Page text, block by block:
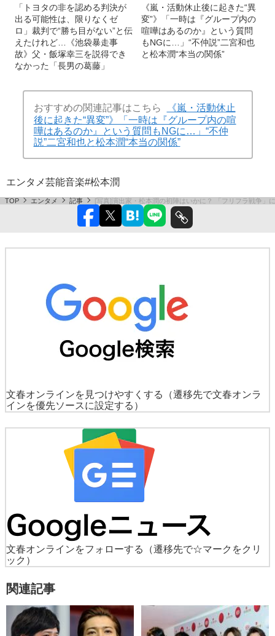
「トヨタの非を認める判決が
出る可能性は、限りなくゼ
ロ」裁判で“勝ち目がない”と伝
えたけれど…《池袋暴走事
故》父・飯塚幸三を説得でき
なかった「長男の葛藤」
《嵐・活動休止後に起きた“異
変”》「一時は『グループ内の
喧嘩はあるのか』という質問
もNGに…」“不仲説”二宮和也
と松本潤“本当の関係”
おすすめの関連記事はこちら
《嵐・活動休止
後に起きた“異変”》「一時は『グループ内の喧
嘩はあるのか』という質問もNGに…」“不仲
説”二宮和也と松本潤“本当の関係”
エンタメ芸能音楽#松本潤
TOP エンタメ 記事 [写真]演出家・松本潤の初陣はいかに？ 「フリフラ戦争」
文春オンラインを見つけやすくする
（遷移先で文春オンラ
インを優先ソースに設定する）
文春オンラインをフォローする
（遷移先で☆マークをクリ
ック）
関連記事